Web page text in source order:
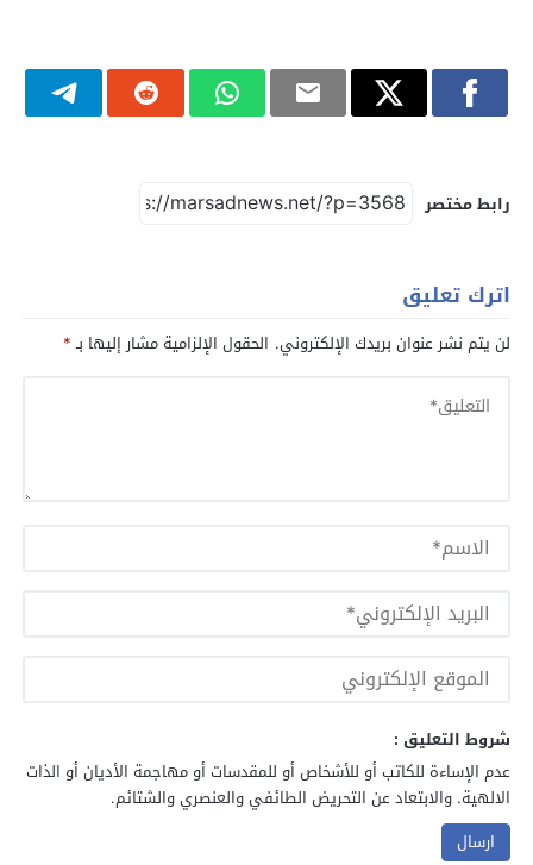
رابط مختصر
اترك تعليق
لن يتم نشر عنوان بريدك الإلكتروني. الحقول الإلزامية مشار إليها بـ*
شروط التعليق :
عدم الإساءة للكاتب أو للأشخاص أو للمقدسات أو مهاجمة الأديان أو الذات
الالهية. والابتعاد عن التحريض الطائفي والعنصري والشتائم.